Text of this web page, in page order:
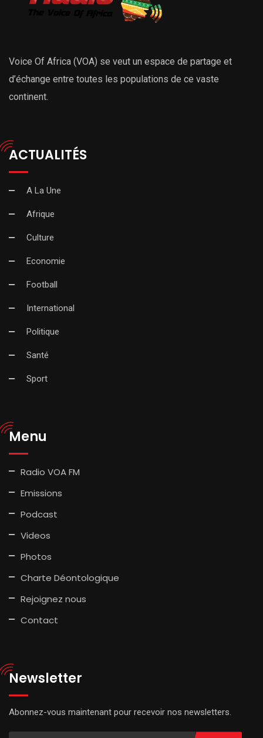
Voice Of Africa (VOA) se veut un espace de partage et
d’échange entre toutes les populations de ce vaste
continent.
ACTUALITÉS
A La Une
Afrique
Culture
Economie
Football
International
Politique
Santé
Sport
Menu
Radio VOA FM
Emissions
Podcast
Videos
Photos
Charte Déontologique
Rejoignez nous
Contact
Newsletter
Abonnez-vous maintenant pour recevoir nos newsletters.